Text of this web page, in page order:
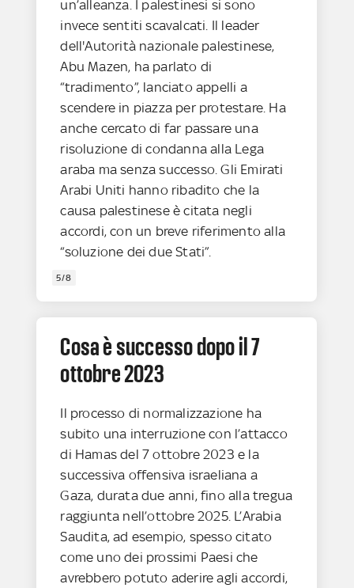
un’alleanza. I palestinesi si sono
invece sentiti scavalcati. Il leader
dell'Autorità nazionale palestinese,
Abu Mazen, ha parlato di
“tradimento”, lanciato appelli a
scendere in piazza per protestare. Ha
anche cercato di far passare una
risoluzione di condanna alla Lega
araba ma senza successo. Gli Emirati
Arabi Uniti hanno ribadito che la
causa palestinese è citata negli
accordi, con un breve riferimento alla
“soluzione dei due Stati”.
5/8
Cosa è successo dopo il 7
ottobre 2023
Il processo di normalizzazione ha
subito una interruzione con l’attacco
di Hamas del 7 ottobre 2023 e la
successiva offensiva israeliana a
Gaza, durata due anni, fino alla tregua
raggiunta nell’ottobre 2025. L’Arabia
Saudita, ad esempio, spesso citato
come uno dei prossimi Paesi che
avrebbero potuto aderire agli accordi,